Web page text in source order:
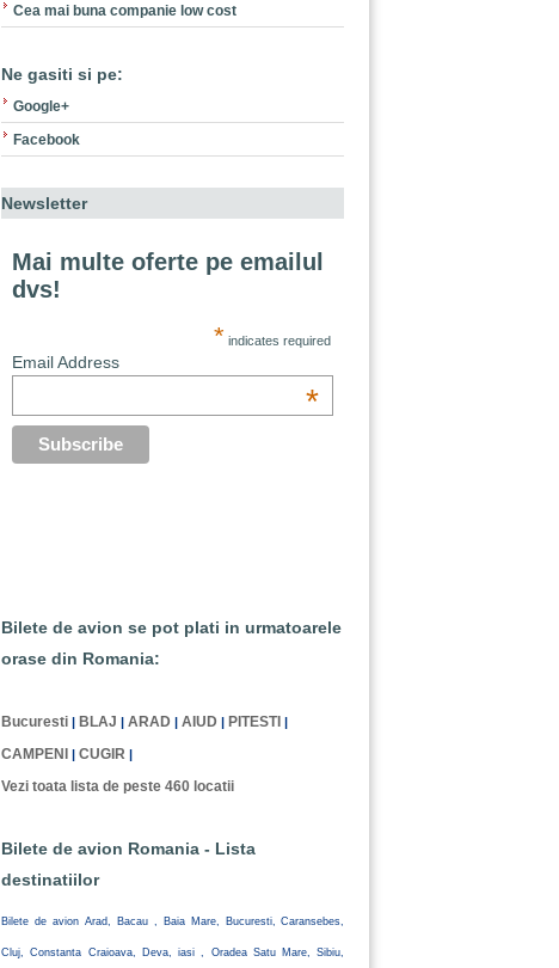
Cea mai buna companie low cost
Ne gasiti si pe:
Google+
Facebook
Newsletter
Mai multe oferte pe emailul
dvs!
* indicates required
Email Address
*
Bilete de avion se pot plati in urmatoarele
orase din Romania:
Bucuresti | BLAJ |ARAD |AIUD | PITESTI |
CAMPENI |CUGIR |
Vezi toata lista de peste 460 locatii
Bilete de avion Romania - Lista
destinatiilor
Bilete de avion Arad, Bacau , Baia Mare, Bucuresti, Caransebes,
Cluj, Constanta Craioava, Deva, iasi , Oradea Satu Mare, Sibiu,